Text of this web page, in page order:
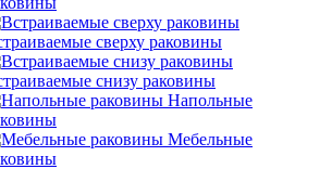
сверху раковины
снизу раковины
Напольные
Мебельные